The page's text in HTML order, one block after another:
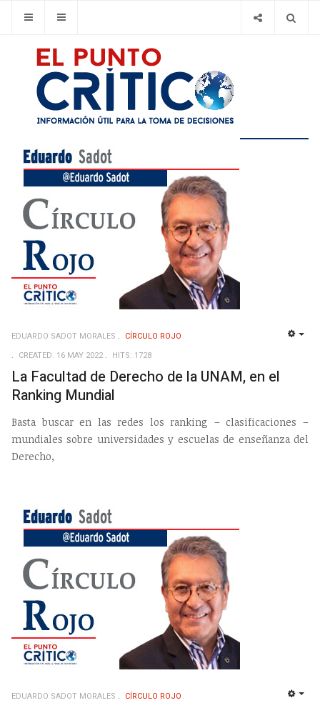
EDUARDO SADOT MORALES
CÍRCULO ROJO
CREATED: 16 MAY 2022
HITS: 1728
La Facultad de Derecho de la UNAM, en el
Ranking Mundial
Basta buscar en las redes los ranking – clasificaciones –
mundiales sobre universidades y escuelas de enseñanza del
Derecho,
EDUARDO SADOT MORALES
CÍRCULO ROJO